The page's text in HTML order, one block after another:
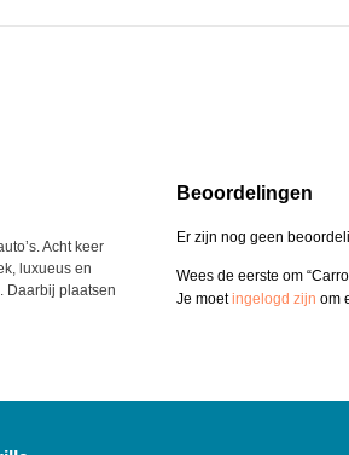
Acht keer
luxueus en
Daarbij plaatsen
Beoordelingen
Er zijn nog geen
Wees de eerste om
Je moetingelogd zijn om